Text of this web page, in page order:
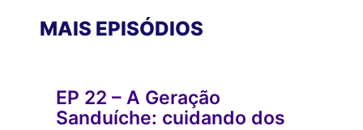
MAIS EPISÓDIOS
EP 22 – A Geração
Sanduíche: cuidando dos